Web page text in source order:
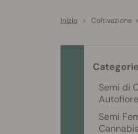
Inizio > Coltivazione >
Categorie
Semi di
Semi
Cannabis